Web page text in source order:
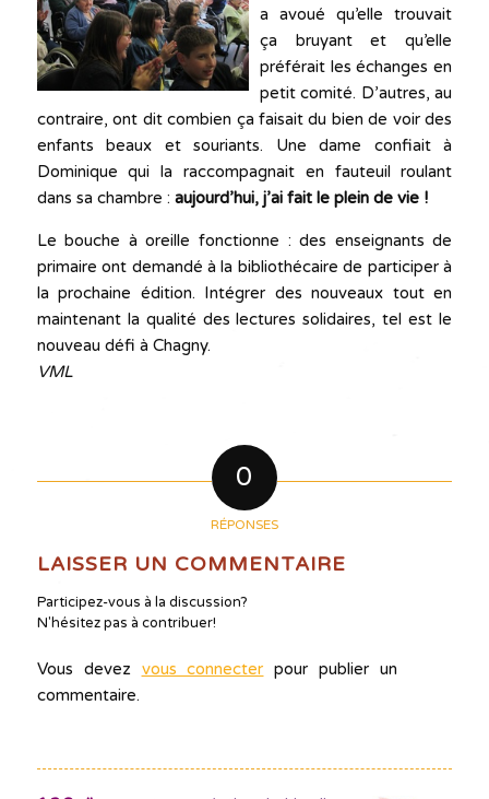
a avoué qu’elle trouvait
ça bruyant et qu’elle
préférait les échanges en
petit comité. D’autres, au
contraire, ont dit combien ça faisait du bien de voir des
enfants beaux et souriants. Une dame confiait à
Dominique qui la raccompagnait en fauteuil roulant
dans sa chambre : aujourd’hui, j’ai fait le plein de vie !
Le bouche à oreille fonctionne : des enseignants de
primaire ont demandé à la bibliothécaire de participer à
la prochaine édition. Intégrer des nouveaux tout en
maintenant la qualité des lectures solidaires, tel est le
nouveau défi à Chagny.
VML
0
RÉPONSES
LAISSER UN COMMENTAIRE
Participez-vous à la discussion?
N'hésitez pas à contribuer!
Vous devez vous connecter pour publier un
commentaire.